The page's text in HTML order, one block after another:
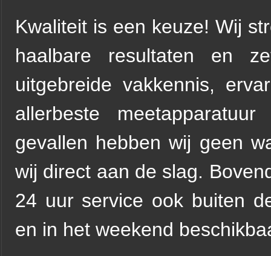
Kwaliteit is een keuze! Wij
haalbare resultaten en
uitgebreide vakkennis,
allerbeste
gevallen hebben wij geen
wij direct aan de slag.
24 uur service ook buiten
en in het weekend